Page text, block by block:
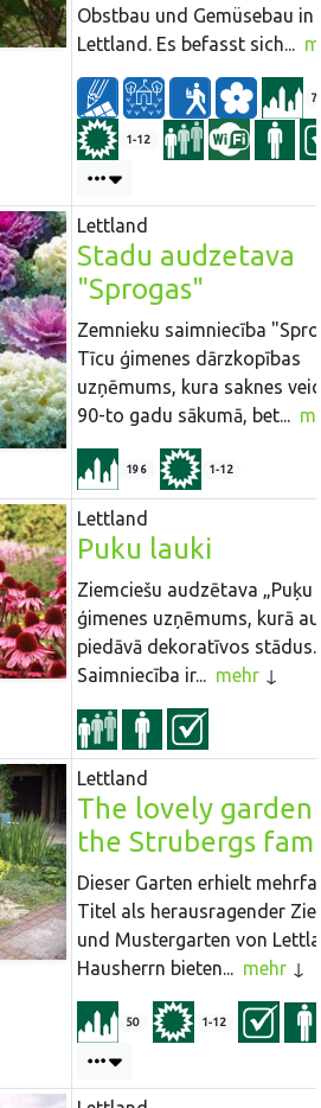
Obstbau und Gemüsebau in
Lettland. Es befasst sich...
1-12
Lettland
Stadu audzetava
"Sprogas"
Zemnieku saimniecība
Tīcu ģimenes dārzkopības
uzņēmums, kura saknes
90-to gadu sākumā, bet...
196 1-12
Lettland
Puku lauki
Ziemciešu audzētava „Puķu
ģimenes uzņēmums, kurā
piedāvā dekoratīvos stādus.
Saimniecība ir... mehr
Lettland
The lovely
the Strubergs
Dieser Garten erhielt
Titel als herausragender
und Mustergarten von
Hausherrn bieten... mehr
50 1-12